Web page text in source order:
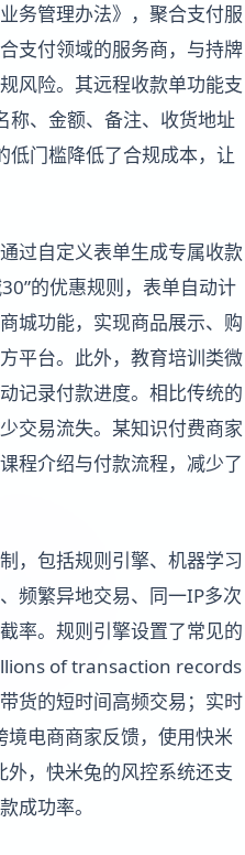
务管理办法》，聚合支付服
支付领域的服务商，与持牌
风险。其远程收款单功能支
称、金额、备注、收货地址
门槛降低了合规成本，让
过自定义表单生成专属收款
的优惠规则，表单自动计
城功能，实现商品展示、购
平台。此外，教育培训类微
记录付款进度。相比传统的
交易流失。某知识付费商家
程介绍与付款流程，减少了
，包括规则引擎、机器学习
频繁异地交易、同一IP多次
率。规则引擎设置了常见的
of transaction records
货的短时间高频交易；实时
电商商家反馈，使用快米
，快米兔的风控系统还支
成功率。